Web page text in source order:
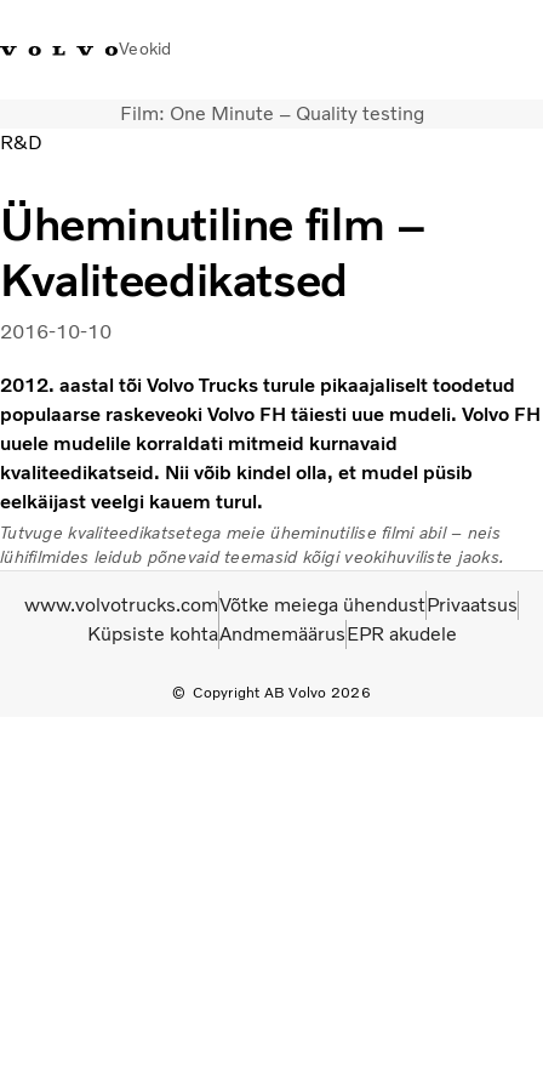
Veokid
8360
Volvo Action
Volvo Merchandise
Sisselogimine
Transpordilahendused
Teenused
Meist
Kampaaniad
Film: One Minute – Quality testing
R&D
Üheminutiline film –
Kvaliteedikatsed
2016-10-10
2012. aastal tõi Volvo Trucks turule pikaajaliselt toodetud
populaarse raskeveoki Volvo FH täiesti uue mudeli. Volvo FH
uuele mudelile korraldati mitmeid kurnavaid
kvaliteedikatseid. Nii võib kindel olla, et mudel püsib
eelkäijast veelgi kauem turul.
Tutvuge kvaliteedikatsetega meie üheminutilise filmi abil – neis
lühifilmides leidub põnevaid teemasid kõigi veokihuviliste jaoks.
Copyright AB Volvo 2026
www.volvotrucks.comVõtke meiega ühendustPrivaatsus
Küpsiste kohtaAndmemäärusEPR akudele